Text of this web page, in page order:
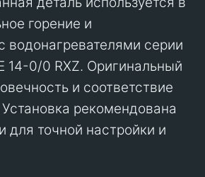
горение и
водонагревателями серии
14-0/0 RXZ. Оригинальный
и соответствие
рекомендована
точной настройки и